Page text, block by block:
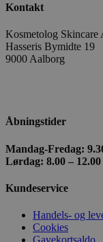
Kontakt
Kosmetolog Skincare
Hasseris Bymidte 19
9000 Aalborg
Åbningstider
Mandag-Fredag:
Lørdag: 8.00 – 12.00
Kundeservice
Handels- og
Cookies
Gavekortsaldo